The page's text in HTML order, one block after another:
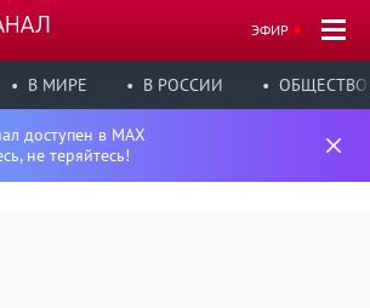
ЭФИР
В МИРЕ В РОССИИ ОБЩЕСТВО
доступен в MAX
не теряйтесь!